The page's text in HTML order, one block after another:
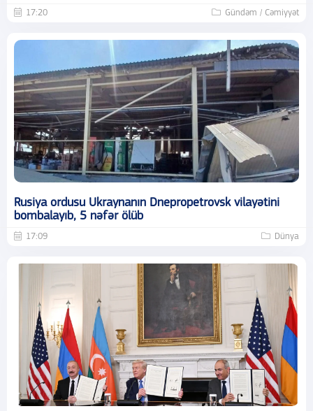
17:20 Gündəm / Cəmiyyət
Rusiya ordusu Ukraynanın Dnepropetrovsk vilayətini
bombalayıb, 5 nəfər ölüb
17:09 Dünya